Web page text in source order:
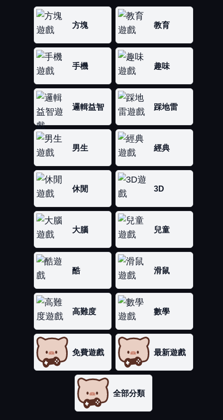
方塊 教育
手機 趣味
邏輯益智 踩地雷
男生 經典
休閒 3D
大腦 兒童
酷 滑鼠
高難度 數學
免費遊戲 最新遊戲
全部分類